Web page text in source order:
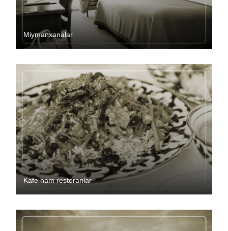
Miymanxanalar
Kafe ham restoranlar